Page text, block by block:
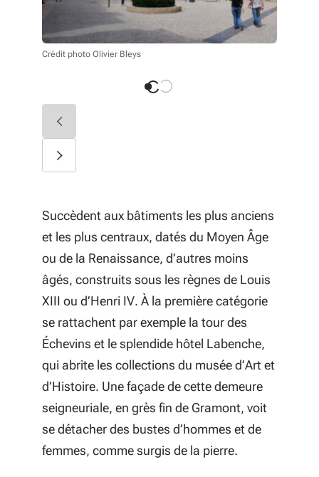
Crédit photo Olivier Bleys
Succèdent aux bâtiments les plus anciens
et les plus centraux, datés du Moyen Âge
ou de la Renaissance, d’autres moins
âgés, construits sous les règnes de Louis
XIII ou d’Henri IV. À la première catégorie
se rattachent par exemple la tour des
Échevins et le splendide hôtel Labenche,
qui abrite les collections du musée d’Art et
d’Histoire. Une façade de cette demeure
seigneuriale, en grès fin de Gramont, voit
se détacher des bustes d’hommes et de
femmes, comme surgis de la pierre.